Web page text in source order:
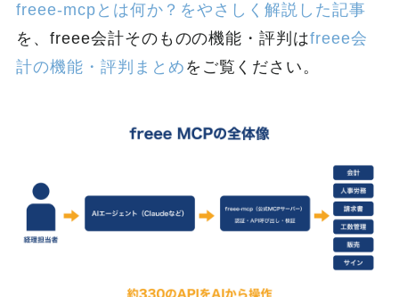
freee-mcpとは何か？をやさしく解説した記事
を、freee会計そのものの機能・評判はfreee会
計の機能・評判まとめ をご覧ください。